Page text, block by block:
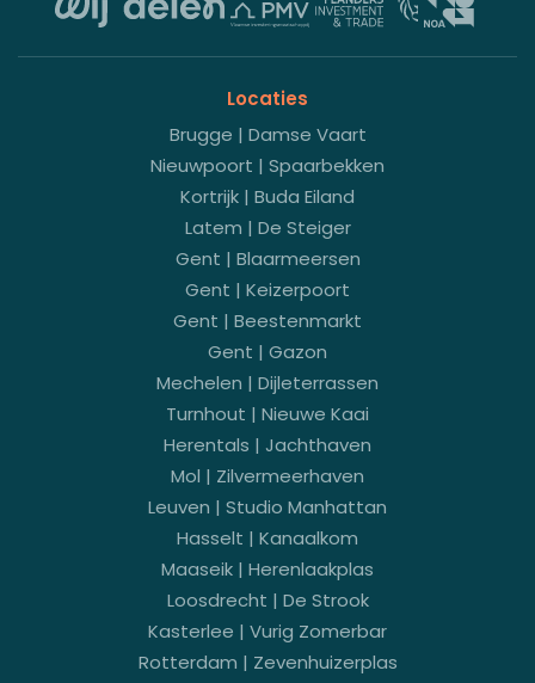
Locaties
Brugge | Damse Vaart
Nieuwpoort | Spaarbekken
Kortrijk | Buda Eiland
Latem | De Steiger
Gent | Blaarmeersen
Gent | Keizerpoort
Gent | Beestenmarkt
Gent | Gazon
Mechelen | Dijleterrassen
Turnhout | Nieuwe Kaai
Herentals | Jachthaven
Mol | Zilvermeerhaven
Leuven | Studio Manhattan
Hasselt | Kanaalkom
Maaseik | Herenlaakplas
Loosdrecht | De Strook
Kasterlee | Vurig Zomerbar
Rotterdam | Zevenhuizerplas